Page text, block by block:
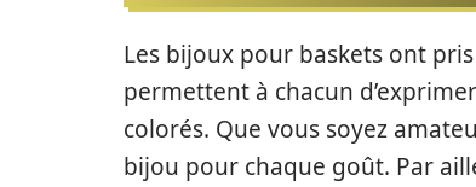
Les bijoux pour baskets ont
permettent à chacun
colorés. Que vous soyez
bijou pour chaque goût. Par